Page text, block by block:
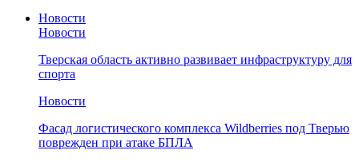
Новости
Новости
Тверская область активно развивает инфраструктуру для
спорта
Новости
Фасад логистического комплекса Wildberries под Тверью
поврежден при атаке БПЛА